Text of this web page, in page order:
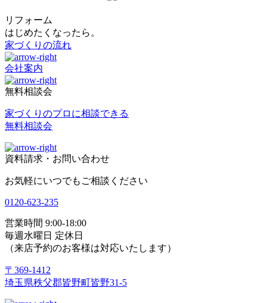
リフォーム
はじめたくなったら。
家づくりの流れ
会社案内
無料相談会
家づくりのプロに相談できる
無料相談会
資料請求・お問い合わせ
お気軽にいつでもご相談ください
0120-623-235
営業時間 9:00-18:00
毎週水曜日 定休日
（来店予約のお客様は対応いたします）
〒369-1412
埼玉県秩父郡皆野町皆野31-5